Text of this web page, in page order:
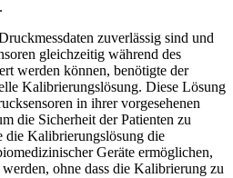
zuverlässig sind und
gleichzeitig während des
werden können, benötigte der
Kalibrierungslösung. Diese Lösung
in ihrer vorgesehenen
die Sicherheit der Patienten zu
die Kalibrierungslösung die
Geräte ermöglichen,
ohne dass die Kalibrierung zu